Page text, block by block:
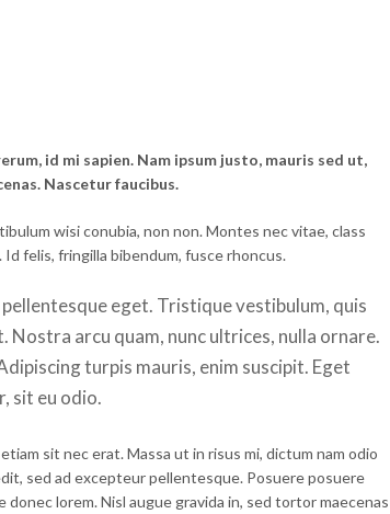
id mi sapien. Nam ipsum justo, mauris sed ut,
Nascetur faucibus.
wisi conubia, non non. Montes nec vitae, class
felis, fringilla bibendum, fusce rhoncus.
eget. Tristique vestibulum, quis
Nostra arcu quam, nunc ultrices, nulla ornare.
turpis mauris, enim suscipit. Eget
sit eu odio.
sit nec erat. Massa ut in risus mi, dictum nam odio
sed ad excepteur pellentesque. Posuere posuere
lorem. Nisl augue gravida in, sed tortor maecenas